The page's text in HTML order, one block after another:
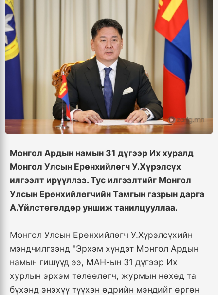
Монгол Ардын намын 31 дүгээр Их хуралд
Монгол Улсын Ерөнхийлөгч У.Хүрэлсүх
илгээлт ирүүллээ. Тус илгээлтийг Монгол
Улсын Ерөнхийлөгчийн Тамгын газрын дарга
А.Үйлстөгөлдөр уншиж танилцууллаа.
Монгол Улсын Ерөнхийлөгч У.Хүрэлсүхийн
мэндчилгээнд "Эрхэм хүндэт Монгол Ардын
намын гишүүд ээ, МАН-ын 31 дүгээр Их
хурлын эрхэм төлөөлөгч, журмын нөхөд та
бүхэнд энэхүү түүхэн өдрийн мэндийг өргөн